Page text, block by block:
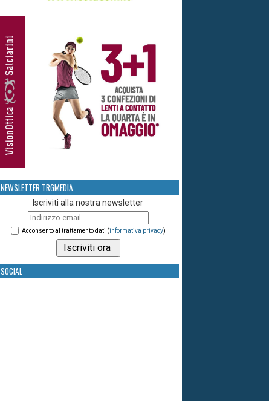
NEWSLETTER TRGMEDIA
Iscriviti alla nostra newsletter
Acconsento al trattamento dati (informativa privacy)
SOCIAL